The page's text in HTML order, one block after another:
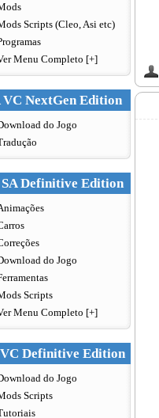
Scripts (Cleo, Asi etc)
Menu Completo [+]
VC NextGen Edition
do Jogo
Definitive Edition
do Jogo
Scripts
Menu Completo [+]
Definitive Edition
do Jogo
Scripts